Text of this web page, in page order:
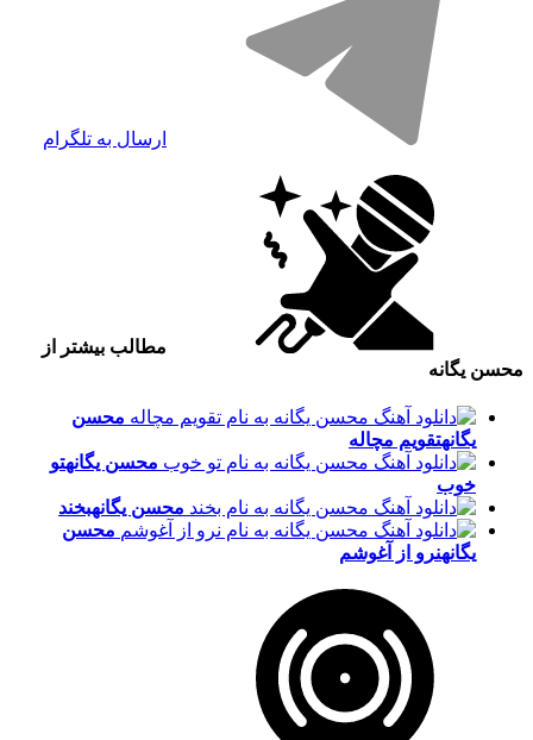
ارسال به تلگرام
مطالب بیشتر از
محسن یگانه
محسن
یگانهتقویم مچاله
محسن یگانهتو
خوب
محسن یگانهبخند
محسن
یگانهنرو از آغوشم